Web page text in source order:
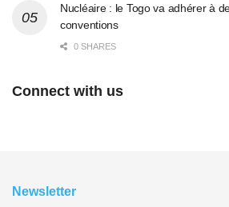
Nucléaire : le Togo va adhérer à
conventions
0 SHARES
Connect with us
Newsletter